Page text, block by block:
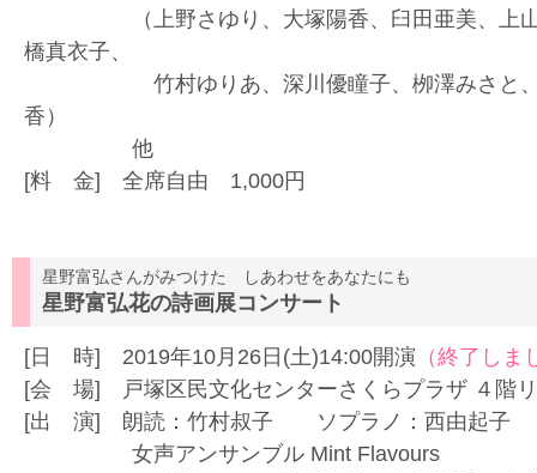
（上野さゆり、大塚陽香、臼田亜美、上山
橋真衣子、
竹村ゆりあ、深川優瞳子、栁澤みさと、山
香）
他
[料 金] 全席自由 1,000円
星野富弘さんがみつけた しあわせをあなたにも
星野富弘花の詩画展コンサート
[日 時] 2019年10月26日(土)14:00開演 （終了しま
[会 場] 戸塚区民文化センターさくらプラザ ４階
[出 演] 朗読：竹村叔子 ソプラノ：西由起子
女声アンサンブル Mint Flavours